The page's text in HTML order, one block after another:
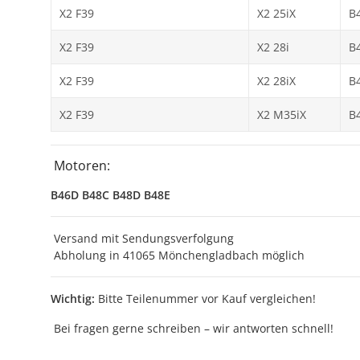
X2 F39 X2 25iX
X2 F39 X2 28i
X2 F39 X2 28iX
X2 F39 X2 M35iX
Motoren:
B46D B48C B48D B48E
Versand mit Sendungsverfolgung
Abholung in 41065 Mönchengladbach möglich
Wichtig: Bitte Teilenummer vor Kauf vergleichen!
Bei fragen gerne schreiben – wir antworten schnell!